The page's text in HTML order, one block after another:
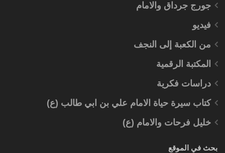
جورج جرداق والامام
فيديو
من الكعبة إلى النجف
المكتبة الرقمية
دراسات فكرية
كتاب سيرة حياة الامام علي بن ابي طالب (ع)
خليل فرحات والامام (ع)
بحث في الموقع